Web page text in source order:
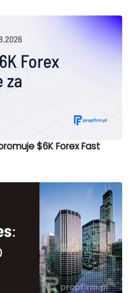
$6K Forex Fast